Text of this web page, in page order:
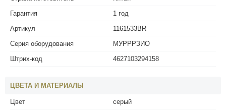
Гарантия
1 год
Артикул
1161533BR
Серия оборудования
МУРРРЗИО
Штрих-код
4627103294158
ЦВЕТА И МАТЕРИАЛЫ
Цвет
серый